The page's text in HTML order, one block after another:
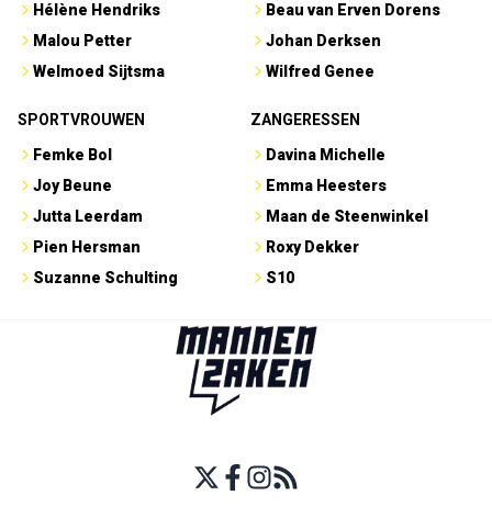
Hélène Hendriks
Malou Petter
Welmoed Sijtsma
Beau van Erven Dorens
Johan Derksen
Wilfred Genee
SPORTVROUWEN
Femke Bol
Joy Beune
Jutta Leerdam
Pien Hersman
Suzanne Schulting
ZANGERESSEN
Davina Michelle
Emma Heesters
Maan de Steenwinkel
Roxy Dekker
S10